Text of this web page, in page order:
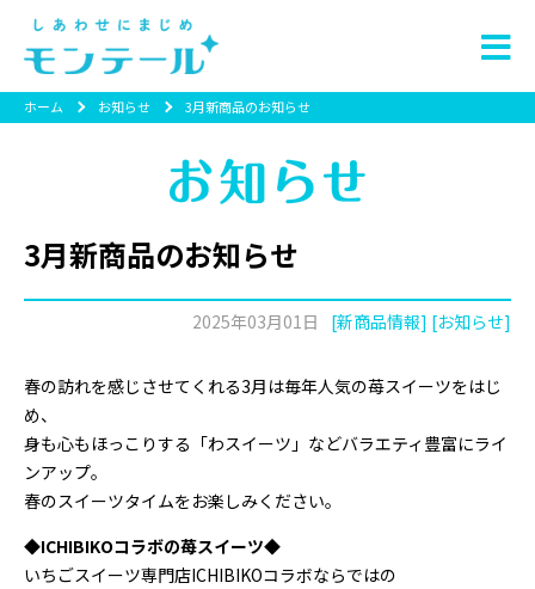
ホーム お知らせ 3月新商品のお知らせ
3月新商品のお知らせ
2025年03月01日 [新商品情報] [お知らせ]
春の訪れを感じさせてくれる3月は毎年人気の苺スイーツをはじ
め、
身も心もほっこりする「わスイーツ」などバラエティ豊富にライ
ンアップ。
春のスイーツタイムをお楽しみください。
◆ICHIBIKOコラボの苺スイーツ◆
いちごスイーツ専門店ICHIBIKOコラボならではの